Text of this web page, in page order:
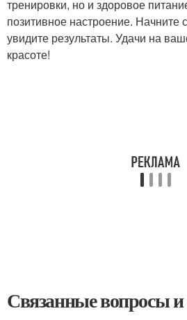
тренировки, но и здоровое
позитивное настроение. Начните
увидите результаты. Удачи на
красоте!
Связанные вопросы